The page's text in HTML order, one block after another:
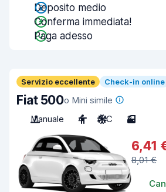
Deposito medio
Conferma immediata!
Paga adesso
Servizio eccellente Check-in online
Fiat 500o Mini simile
Manuale
4 A/C 3
6,41
8,01 €